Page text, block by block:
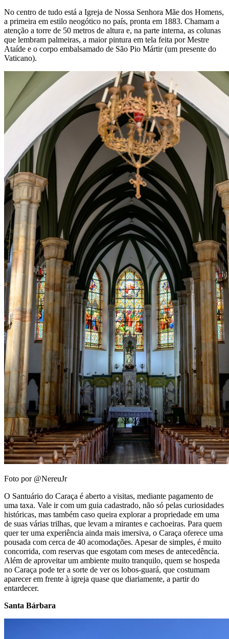
No centro de tudo está a Igreja de Nossa Senhora Mãe dos Homens,
a primeira em estilo neogótico no país, pronta em 1883. Chamam a
atenção a torre de 50 metros de altura e, na parte interna, as colunas
que lembram palmeiras, a maior pintura em tela feita por Mestre
Ataíde e o corpo embalsamado de São Pio Mártir (um presente do
Vaticano).
Foto por @NereuJr
O Santuário do Caraça é aberto a visitas, mediante pagamento de
uma taxa. Vale ir com um guia cadastrado, não só pelas curiosidades
históricas, mas também caso queira explorar a propriedade em uma
de suas várias trilhas, que levam a mirantes e cachoeiras. Para quem
quer ter uma experiência ainda mais imersiva, o Caraça oferece uma
pousada com cerca de 40 acomodações. Apesar de simples, é muito
concorrida, com reservas que esgotam com meses de antecedência.
Além de aproveitar um ambiente muito tranquilo, quem se hospeda
no Caraça pode ter a sorte de ver os lobos-guará, que costumam
aparecer em frente à igreja quase que diariamente, a partir do
entardecer.
Santa Bárbara